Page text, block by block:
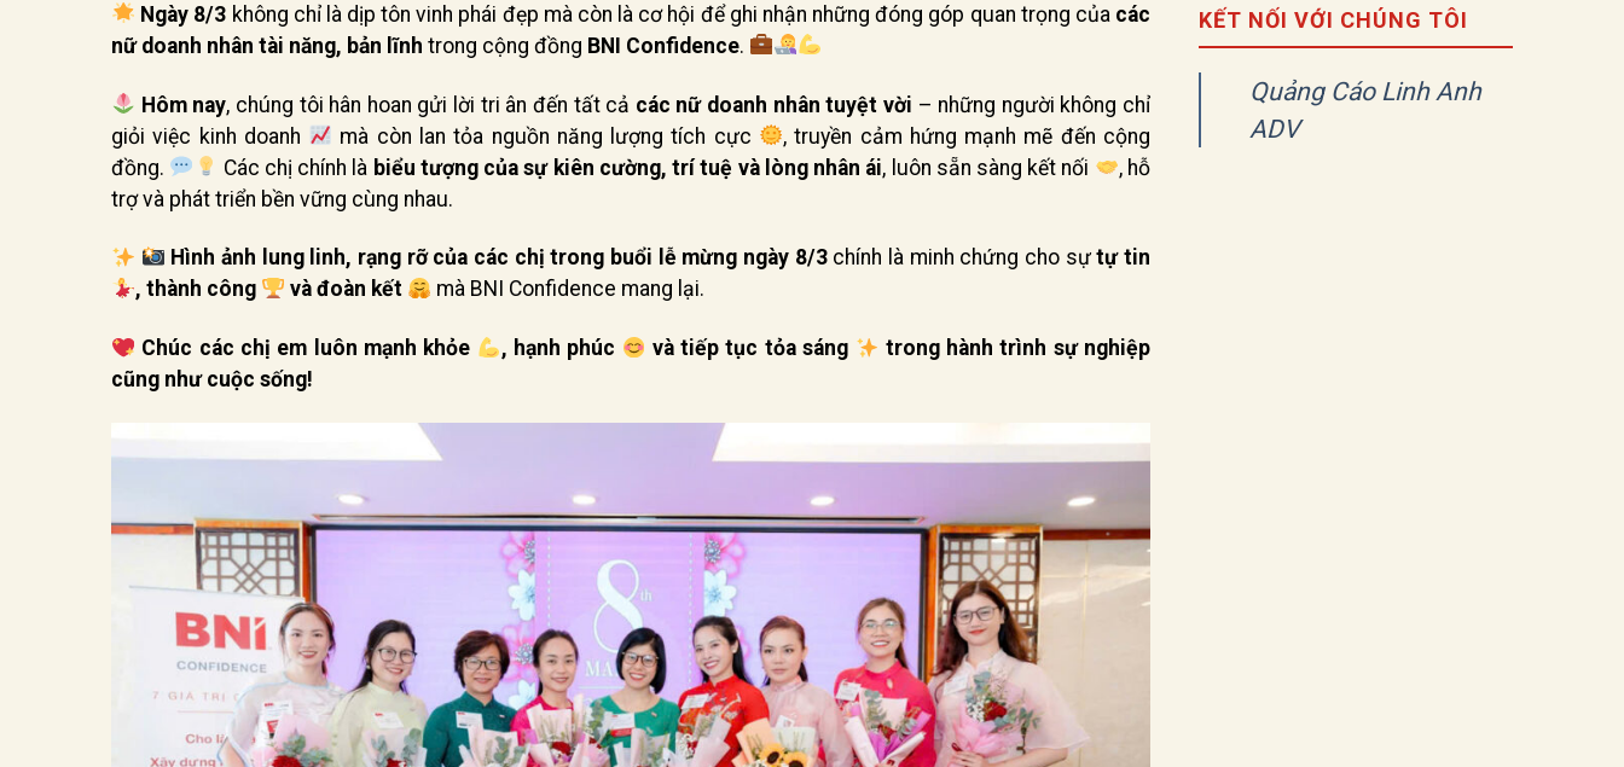
Ngày 8/3 không chỉ là dịp tôn vinh phái đẹp mà còn là cơ hội để ghi nhận những đóng góp quan trọng của các
nữ doanh nhân tài năng, bản lĩnh trong cộng đồng BNI Confidence.
Hôm nay, chúng tôi hân hoan gửi lời tri ân đến tất cả các nữ doanh nhân tuyệt vời – những người không chỉ
giỏi việc kinh doanh
mà còn lan tỏa nguồn năng lượng tích cực
, truyền cảm hứng mạnh mẽ đến cộng
đồng.
Các chị chính là biểu tượng của sự kiên cường, trí tuệ và lòng nhân ái, luôn sẵn sàng kết nối
, hỗ
trợ và phát triển bền vững cùng nhau.
Hình ảnh lung linh, rạng rỡ của các chị trong buổi lễ mừng ngày 8/3chính là minh chứng cho sựtự tin
, thành công
và đoàn kết mà BNI Confidence mang lại.
Chúc các chị em luôn mạnh khỏe , hạnh phúc và tiếp tục tỏa sáng
trong hành trình sự nghiệp
cũng như cuộc sống!
KẾT NỐI VỚI CHÚNG TÔI
Quảng Cáo Linh Anh
ADV